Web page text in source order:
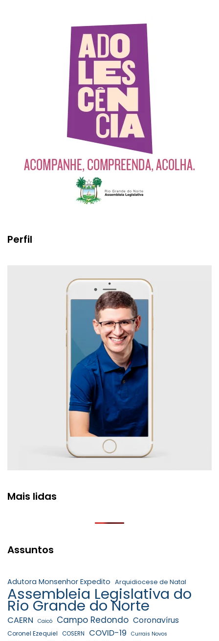
Perfil
Mais lidas
Assuntos
Adutora Monsenhor Expedito Arquidiocese de Natal
Assembleia Legislativa do
Rio Grande do Norte
CAERN Caicó Campo Redondo Coronavírus
Coronel Ezequiel COSERN COVID-19 Currais Novos